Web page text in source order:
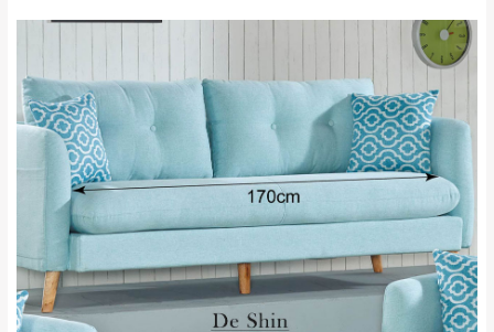
基隆
$ 9,000以下：
＊A108產品另收運費
基隆山區
苗栗
$ 9,000以上：免
$ 9,000以下：
NT$500元
＊A108產品另收運費
卓蘭鎮、三灣、通
霄山區、西湖、泰
安鄉、大湖鄉、頭
屋、獅潭鄉
配送天數：5~14天
到貨時間：指定送貨日當天以電話聯絡確認
快速到貨商品，無法指定特定時間送達，司
機當天到貨前皆會再與您通知，讓你不用整
天在家等貨，以節省您的寶貴時間。
由於百貨公司配送較為不易，故暫無法配送
至百貨公司內部。
發票寄送：
若您選擇三聯式或索取兩聯式發票，發票將於商品
完成出貨15個工作天另行寄出，另外約加上2~7個
工作天內送達，如遇國定假日將順延寄送。